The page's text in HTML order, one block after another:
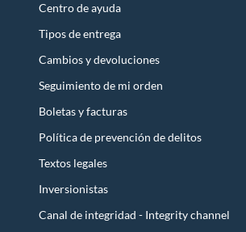
Centro de ayuda
Tipos de entrega
Cambios y devoluciones
Seguimiento de mi orden
Boletas y facturas
Política de prevención de delitos
Textos legales
Inversionistas
Canal de integridad - Integrity channel